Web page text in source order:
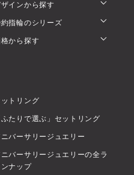
インから探す
指輪のシリーズ
から探す
ットリング
ふたりで選ぶ」セットリング
ニバーサリージュエリー
ニバーサリージュエリーの全ラ
ンナップ